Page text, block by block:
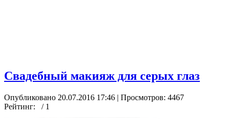
Свадебный макияж для серых глаз
Опубликовано 20.07.2016 17:46 | Просмотров: 4467
Рейтинг:
/ 1